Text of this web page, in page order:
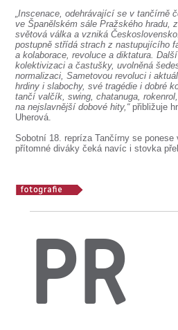
SOUBOR
DÁLE
„Inscenace, odehrávající se v tančírně
ve Španělském sále Pražského hradu,
světová válka a vzniká
postupně střídá strach z nastupujícího
a kolaborace, revoluce a diktatura.
kolektivizaci a častušky, uvolněná
normalizaci, Sametovou revoluci i
hrdiny i slabochy, své tragédie i dobré
tančí valčík, swing, chatanuga,
na nejslavnější dobové hity,“přibližuje
Uherová.
Sobotní 18. repríza Tančírny se
přítomné diváky čeká navíc i stovka
PR